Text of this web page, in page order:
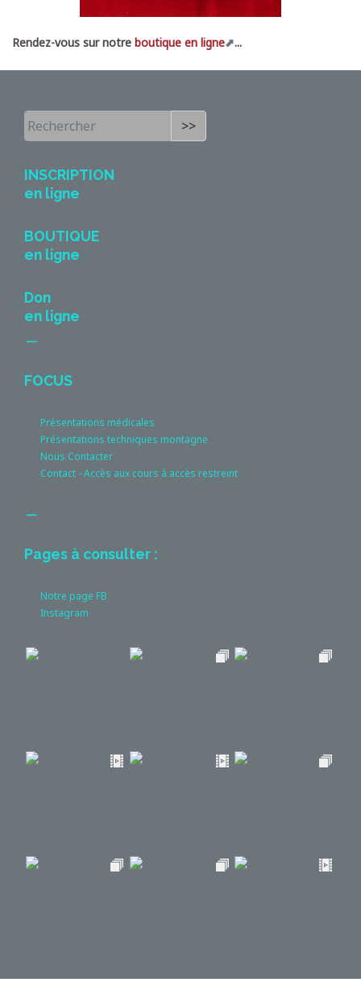
>>
INSCRIPTION
en ligne
BOUTIQUE
en ligne
Don
en ligne
FOCUS
Présentations médicales
Présentations techniques montagne
Nous Contacter
Contact - Accès aux cours à accès restreint
Pages à consulter :
Notre page FB
Instagram
Rendez-vous sur notre boutique en ligne ...